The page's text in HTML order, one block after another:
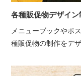
各種販促物デザイン
メニューブックやポ
種販促物の制作をデ